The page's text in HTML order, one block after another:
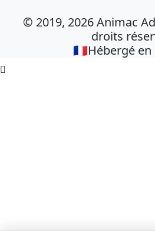
© 2019, 2026 Animac
droits
🇫🇷Hébergé en
